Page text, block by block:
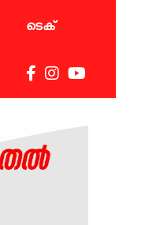
ടെക്